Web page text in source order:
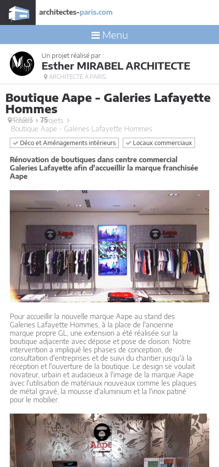
architectes-paris.com
Menu
Un projet réalisé par :
Esther MIRABEL ARCHITECTE
ARCHITECTE À PARIS
Boutique Aape - Galeries Lafayette
Hommes
PARIS - 75
Accueil
Projets
Boutique Aape - Galeries Lafayette Hommes
Déco et Aménagements intérieurs Locaux commerciaux
Rénovation de boutiques dans centre commercial
Galeries Lafayette afin d'accueillir la marque franchisée
Aape
Pour accueillir la nouvelle marque Aape au stand des
Galeries Lafayette Hommes, à la place de l'ancienne
marque propre GL, une extension a été réalisée sur la
boutique adjacente avec dépose et pose de cloison. Notre
intervention a impliqué les phases de conception, de
consultation d'entreprises et de suivi du chantier jusqu'à la
réception et l'ouverture de la boutique. Le design se voulait
novateur, urbain et audacieux à l'image de la marque Aape
avec l'utilisation de matériaux nouveaux comme les plaques
de métal gravé, la mousse d'aluminium et la l'inox patiné
pour le mobilier.